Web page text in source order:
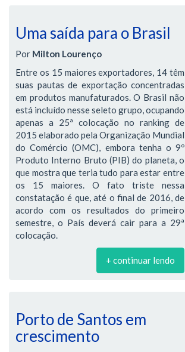
Uma saída para o Brasil
Por Milton Lourenço
Entre os 15 maiores exportadores, 14 têm
suas pautas de exportação concentradas
em produtos manufaturados. O Brasil não
está incluído nesse seleto grupo, ocupando
apenas a 25ª colocação no ranking de
2015 elaborado pela Organização Mundial
do Comércio (OMC), embora tenha o 9º
Produto Interno Bruto (PIB) do planeta, o
que mostra que teria tudo para estar entre
os 15 maiores. O fato triste nessa
constatação é que, até o final de 2016, de
acordo com os resultados do primeiro
semestre, o País deverá cair para a 29ª
colocação.
+ continuar lendo
Porto de Santos em
crescimento